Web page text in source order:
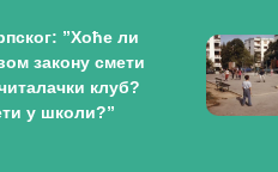
”Хоће ли
закону смети
клуб?
у школи?”